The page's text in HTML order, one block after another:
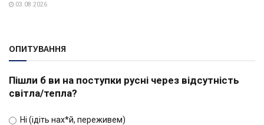
03.08.2026
ОПИТУВАННЯ
Пішли б ви на поступки русні через відсутність
світла/тепла?
Ні (ідіть нах*й, переживем)